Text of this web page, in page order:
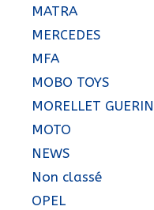
MATRA
MERCEDES
MFA
MOBO TOYS
MORELLET
MOTO
NEWS
Non classé
OPEL